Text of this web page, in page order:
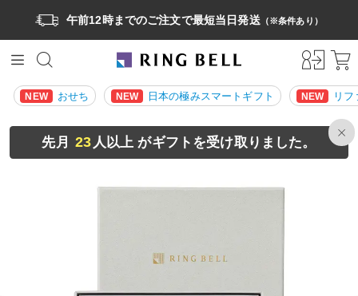
午前12時までのご注文で最短当日発送（※条件あり）
NEW おせち NEW 日本の極みスマートギフト NEW リ
先月 23 人以上 がギフトを受け取りました。